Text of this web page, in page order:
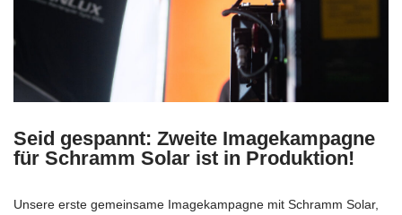
Seid gespannt: Zweite Imagekampagne
für Schramm Solar ist in Produktion!
Unsere erste gemeinsame Imagekampagne mit Schramm Solar,